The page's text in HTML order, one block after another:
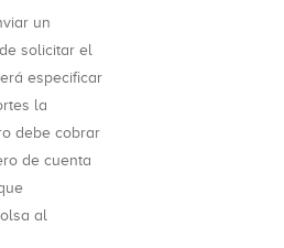
un
solicitar el
especificar
la
debe cobrar
de cuenta
al